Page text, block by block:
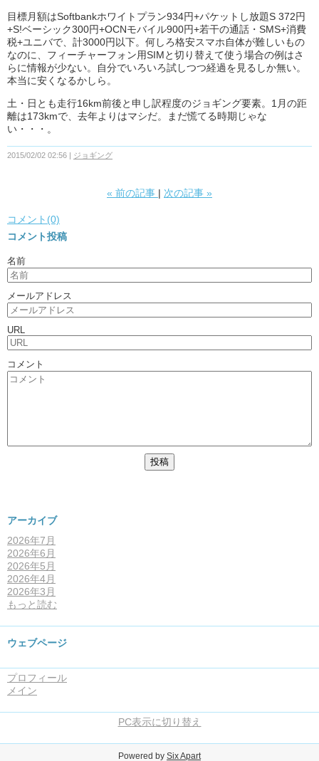
目標月額はSoftbankホワイトプラン934円+パケットし放題S 372円
+S!ベーシック300円+OCNモバイル900円+若干の通話・SMS+消費
税+ユニバで、計3000円以下。何しろ格安スマホ自体が難しいもの
なのに、フィーチャーフォン用SIMと切り替えて使う場合の例はさ
らに情報が少ない。自分でいろいろ試しつつ経過を見るしか無い。
本当に安くなるかしら。
土・日とも走行16km前後と申し訳程度のジョギング要素。1月の距
離は173kmで、去年よりはマシだ。まだ慌てる時期じゃな
い・・・。
2015/02/02 02:56 ジョギング
« 前の記事 次の記事 »
コメント(0)
コメント投稿
名前
メールアドレス
URL
コメント
アーカイブ
2026年7月
2026年6月
2026年5月
2026年4月
2026年3月
もっと読む
ウェブページ
プロフィール
メイン
PC表示に切り替え
Powered by Six Apart